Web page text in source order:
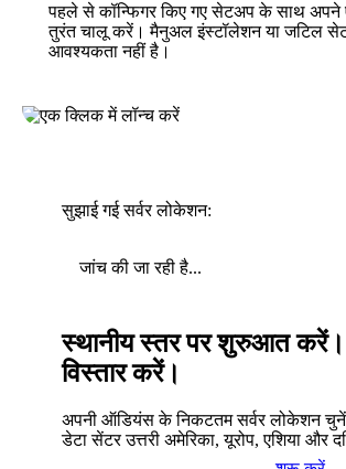
पहले से कॉन्फिगर किए गए सेटअप के साथ अपने
तुरंत चालू करें। मैनुअल इंस्टॉलेशन या जटिल
आवश्यकता नहीं है।
सुझाई गई सर्वर लोकेशन:
जांच की जा रही है...
स्थानीय स्तर पर शुरुआत करें।
विस्तार करें।
अपनी ऑडियंस के निकटतम सर्वर लोकेशन चुनें
डेटा सेंटर उत्तरी अमेरिका, यूरोप, एशिया और